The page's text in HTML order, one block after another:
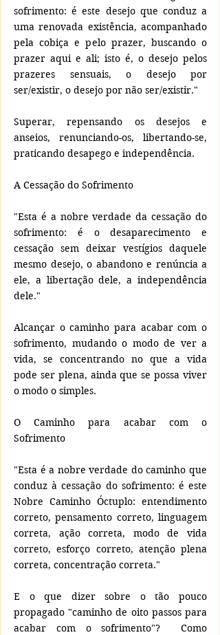
sofrimento: é este desejo que conduz a
uma renovada existência, acompanhado
pela cobiça e pelo prazer, buscando o
prazer aqui e ali; isto é, o desejo pelos
prazeres sensuais, o desejo por
ser/existir, o desejo por não ser/existir."
Superar, repensando os desejos e
anseios, renunciando-os, libertando-se,
praticando desapego e independência.
A Cessação do Sofrimento
"Esta é a nobre verdade da cessação do
sofrimento: é o desaparecimento e
cessação sem deixar vestígios daquele
mesmo desejo, o abandono e renúncia a
ele, a libertação dele, a independência
dele."
Alcançar o caminho para acabar com o
sofrimento, mudando o modo de ver a
vida, se concentrando no que a vida
pode ser plena, ainda que se possa viver
o modo o simples.
O Caminho para acabar com o
Sofrimento
"Esta é a nobre verdade do caminho que
conduz à cessação do sofrimento: é este
Nobre Caminho Óctuplo: entendimento
correto, pensamento correto, linguagem
correta, ação correta, modo de vida
correto, esforço correto, atenção plena
correta, concentração correta."
E o que dizer sobre o tão pouco
propagado "caminho de oito passos para
acabar com o sofrimento"?  Como